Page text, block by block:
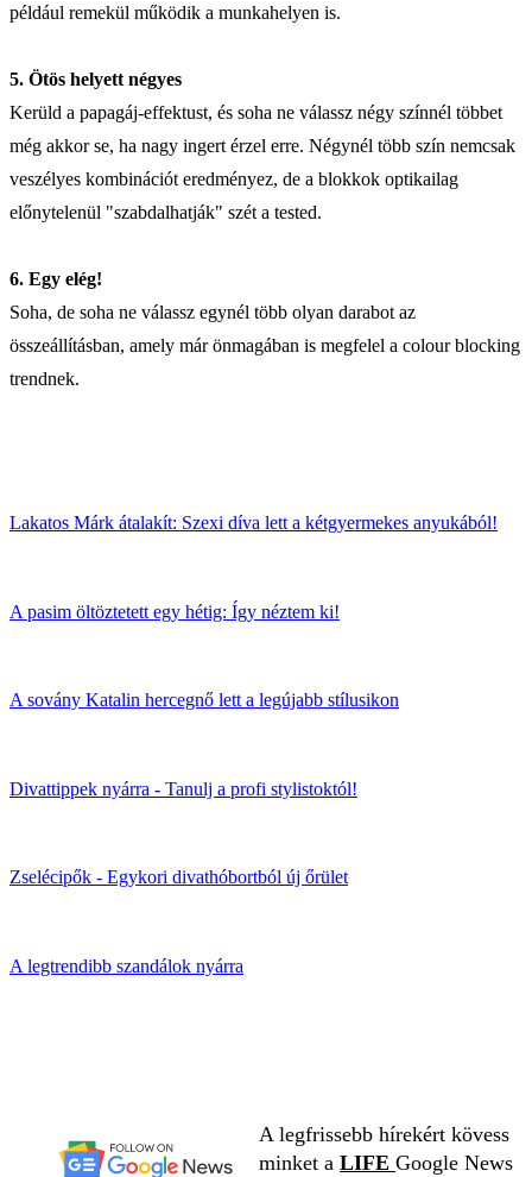
például remekül működik a munkahelyen is.
5. Ötös helyett négyes
Kerüld a papagáj-effektust, és soha ne válassz négy színnél többet
még akkor se, ha nagy ingert érzel erre. Négynél több szín nemcsak
veszélyes kombinációt eredményez, de a blokkok optikailag
előnytelenül "szabdalhatják" szét a tested.
6. Egy elég!
Soha, de soha ne válassz egynél több olyan darabot az
összeállításban, amely már önmagában is megfelel a colour blocking
trendnek.
Lakatos Márk átalakít: Szexi díva lett a kétgyermekes anyukából!
A pasim öltöztetett egy hétig: Így néztem ki!
A sovány Katalin hercegnő lett a legújabb stílusikon
Divattippek nyárra - Tanulj a profi stylistoktól!
Zselécipők - Egykori divathóbortból új őrület
A legtrendibb szandálok nyárra
A legfrissebb hírekért kövess
minket a LIFE Google News